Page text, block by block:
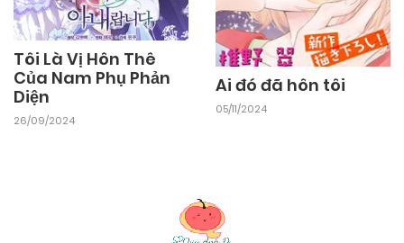
Tôi Là Vị Hôn Thê
Của Nam Phụ Phản
Diện
26/09/2024
Ai đó đã hôn tôi
05/11/2024